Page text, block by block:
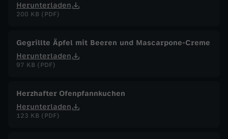
Herunterladen
200 KB (PDF)
Gegrillte Äpfel mit Beeren und Mascarpone-Creme
Herunterladen
97 KB (PDF)
Herzhafter Ofenpfannkuchen
Herunterladen
123 KB (PDF)